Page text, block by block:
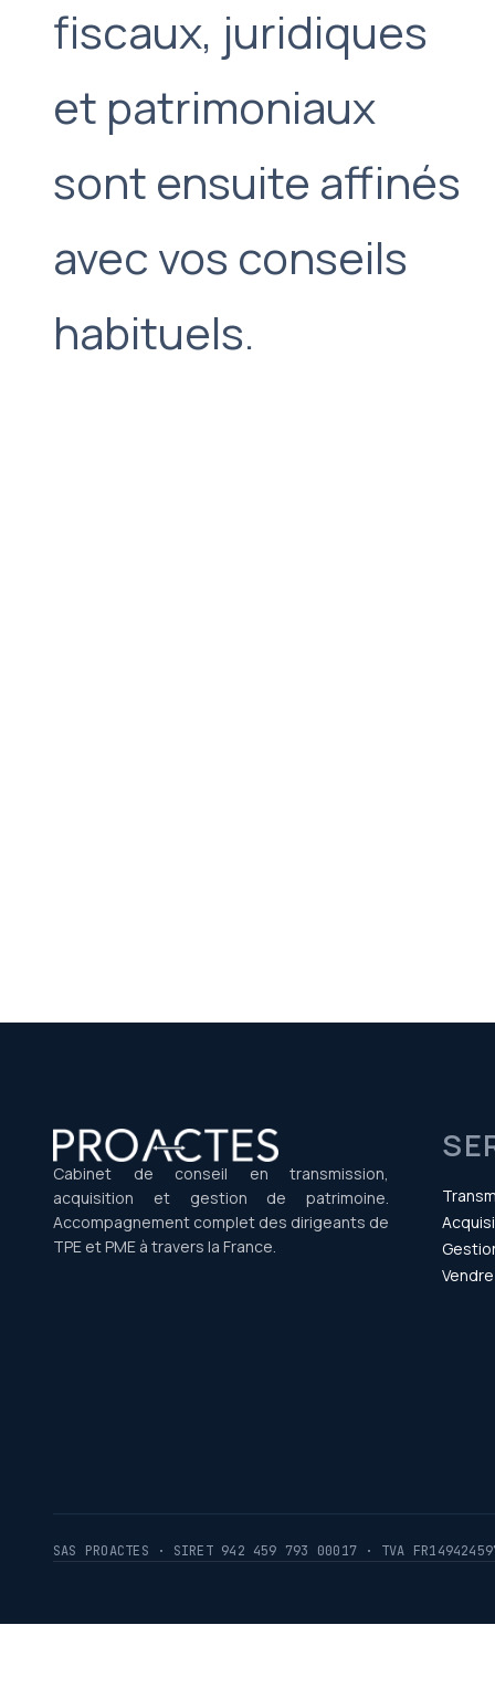
fiscaux, juridiques
et patrimoniaux
sont ensuite affinés
avec vos conseils
habituels.
Cabinet de conseil en transmission,
acquisition et gestion de patrimoine.
Accompagnement complet des dirigeants de
TPE et PME à travers la France.
SAS PROACTES · SIRET 942 459 793 00017 · TVA